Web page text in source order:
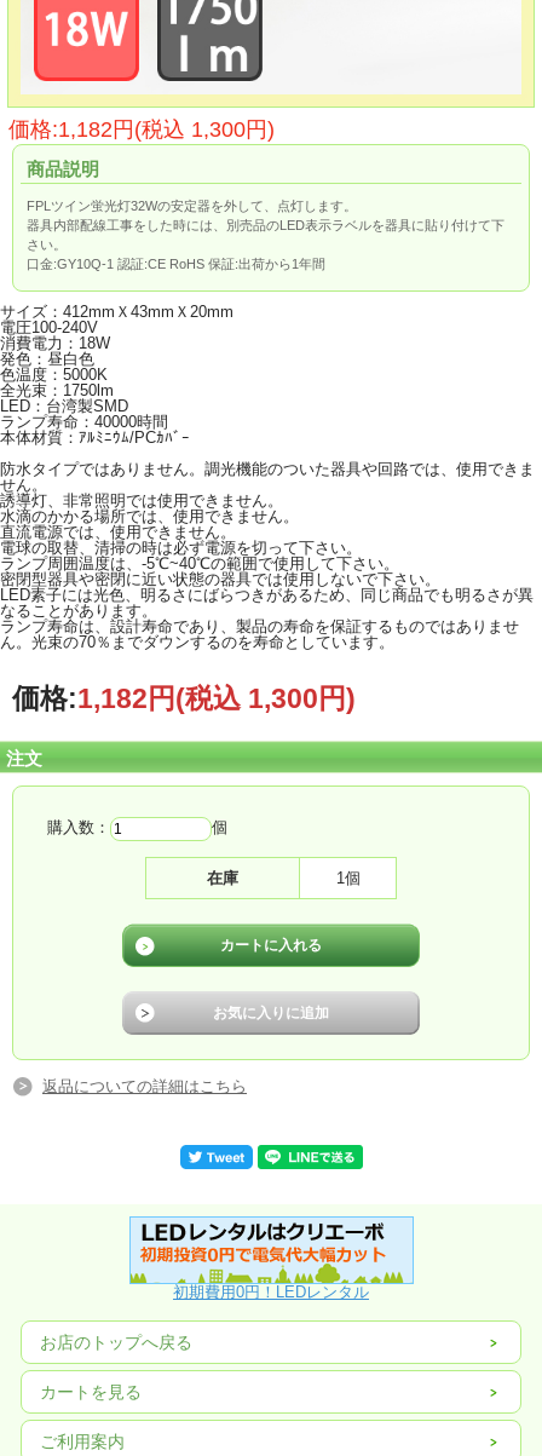
価格:1,182円(税込 1,300円)
商品説明
FPLツイン蛍光灯32Wの安定器を外して、点灯します。
器具内部配線工事をした時には、別売品のLED表示ラベルを器具に貼り付けて下
さい。
口金:GY10Q-1 認証:CE RoHS 保証:出荷から1年間
サイズ：412mmＸ43mmＸ20mm
電圧100-240V
消費電力：18W
発色：昼白色
色温度：5000K
全光束：1750lm
LED：台湾製SMD
ランプ寿命：40000時間
本体材質：ｱﾙﾐﾆｳﾑ/PCｶﾊﾞｰ
防水タイプではありません。調光機能のついた器具や回路では、使用できま
せん。
誘導灯、非常照明では使用できません。
水滴のかかる場所では、使用できません。
直流電源では、使用できません。
電球の取替、清掃の時は必ず電源を切って下さい。
ランプ周囲温度は、-5℃~40℃の範囲で使用して下さい。
密閉型器具や密閉に近い状態の器具では使用しないで下さい。
LED素子には光色、明るさにばらつきがあるため、同じ商品でも明るさが異
なることがあります。
ランプ寿命は、設計寿命であり、製品の寿命を保証するものではありませ
ん。光束の70％までダウンするのを寿命としています。
価格:1,182円(税込 1,300円)
注文
購入数： 個
在庫 1個
返品についての詳細はこちら
初期費用0円！LEDレンタル
お店のトップへ戻る
カートを見る
ご利用案内